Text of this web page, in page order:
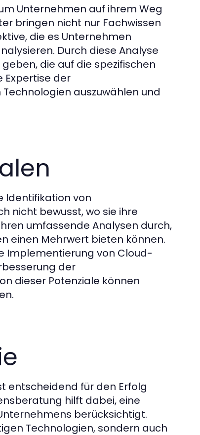
Unternehmen auf ihrem Weg
bringen nicht nur Fachwissen
die es Unternehmen
Durch diese Analyse
die auf die spezifischen
Expertise der
auszuwählen und
Identifikation von
nicht bewusst, wo sie ihre
umfassende Analysen durch,
einen Mehrwert bieten können.
Implementierung von Cloud-
der
dieser Potenziale können
entscheidend für den Erfolg
hilft dabei, eine
berücksichtigt.
Technologien, sondern auch